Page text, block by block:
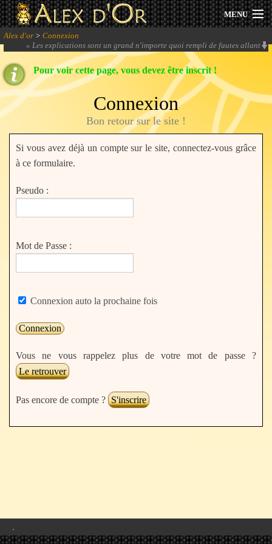
MENU
Actualités
Session 2026
Archives
Forum
Communauté
Se connecter
S'inscrire
Alex d'or > Connexion
« Les explications sont un grand n'importe quoi rempli de fautes allant
jusqu'à des fautes de prononciation mais à l'écrit... Des fautes de
prononciation à l'écrit !!!
Pour voir cette page, vous devez être inscrit !
Connexion
Bon retour sur le site !
Si vous avez déjà un compte sur le site, connectez-vous grâce
à ce formulaire.
Pseudo :
Mot de Passe :
Connexion auto la prochaine fois
Vous ne vous rappelez plus de votre mot de passe ?
Le retrouver
Pas encore de compte ? S'inscrire
.